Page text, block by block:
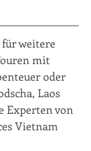
weitere
mit
oder
Laos
Experten von
Vietnam